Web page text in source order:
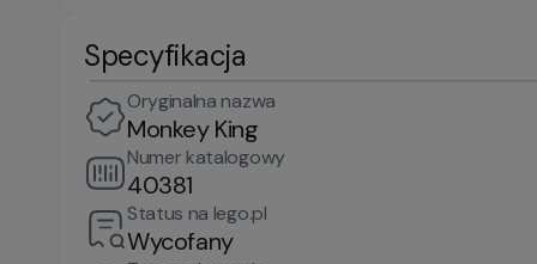
Specyfikacja
Oryginalna nazwa
Monkey King
Numer katalogowy
40381
Status na lego.pl
Wycofany